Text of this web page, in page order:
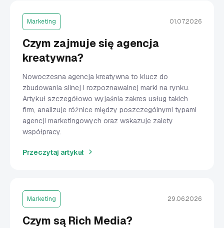
Marketing 01.07.2026
Czym zajmuje się agencja
kreatywna?
Nowoczesna agencja kreatywna to klucz do
zbudowania silnej i rozpoznawalnej marki na rynku.
Artykuł szczegółowo wyjaśnia zakres usług takich
firm, analizuje różnice między poszczególnymi typami
agencji marketingowych oraz wskazuje zalety
współpracy.
Przeczytaj artykuł
Marketing 29.06.2026
Czym są Rich Media?